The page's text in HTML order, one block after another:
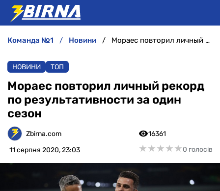
АНАЛІТИКА
ІНТЕРВ'Ю
РІЗНЕ
БУКМЕКЕРИ
команда №1 новини Мораес повторил личный рекорд по результативности за один сезон
НОВИНИ ТОП
Мораес повторил личный рекорд
по результативности за один
сезон
Zbirna.com
11 серпня 2020, 23:03
16361
★★★★★
★★★★★0 голосів